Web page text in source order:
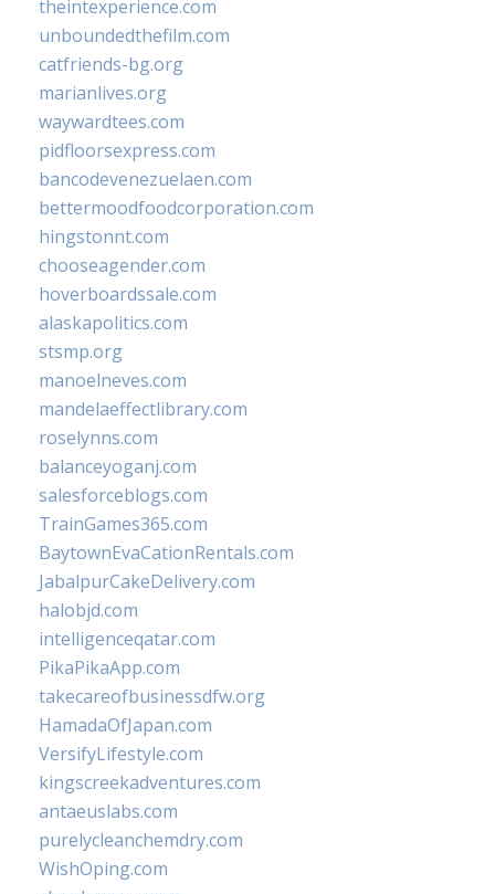
theintexperience.com
unboundedthefilm.com
catfriends-bg.org
marianlives.org
waywardtees.com
pidfloorsexpress.com
bancodevenezuelaen.com
bettermoodfoodcorporation.com
hingstonnt.com
chooseagender.com
hoverboardssale.com
alaskapolitics.com
stsmp.org
manoelneves.com
mandelaeffectlibrary.com
roselynns.com
balanceyoganj.com
salesforceblogs.com
TrainGames365.com
BaytownEvaCationRentals.com
JabalpurCakeDelivery.com
halobjd.com
intelligenceqatar.com
PikaPikaApp.com
takecareofbusinessdfw.org
HamadaOfJapan.com
VersifyLifestyle.com
kingscreekadventures.com
antaeuslabs.com
purelycleanchemdry.com
WishOping.com